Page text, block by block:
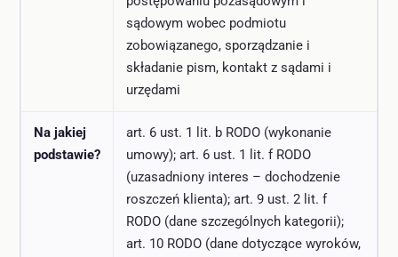
sądowym wobec podmiotu
zobowiązanego, sporządzanie i
składanie pism, kontakt z sądami i
urzędami
Na jakiej
podstawie?
art. 6 ust. 1 lit. b RODO (wykonanie
umowy); art. 6 ust. 1 lit. f RODO
(uzasadniony interes – dochodzenie
roszczeń klienta); art. 9 ust. 2 lit. f
RODO (dane szczególnych kategorii);
art. 10 RODO (dane dotyczące wyroków,